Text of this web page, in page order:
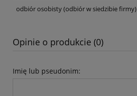
odbiór osobisty(odbiór w siedzibie firmy)
Opinie o produkcie (0)
Imię lub pseudonim: